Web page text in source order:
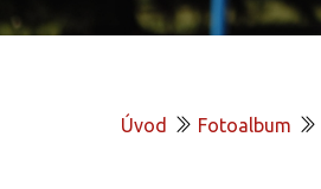
Úvod Fotoalbum